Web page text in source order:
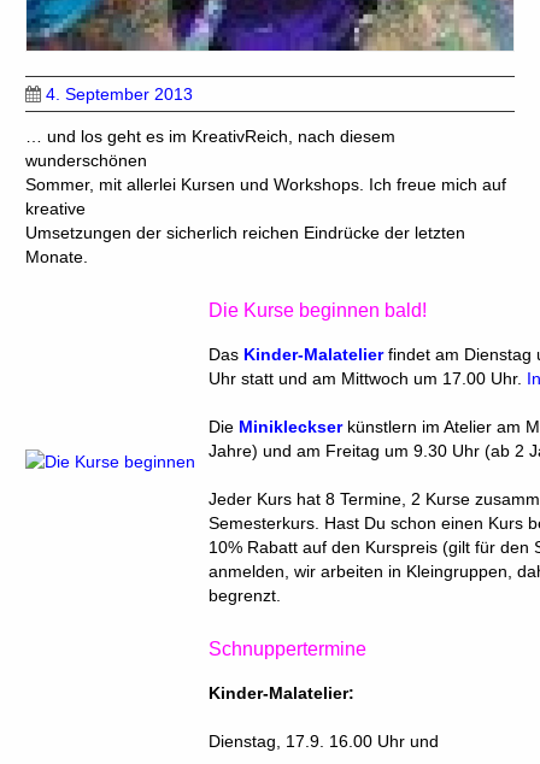
4. September 2013
… und los geht es im KreativReich, nach diesem
wunderschönen
Sommer, mit allerlei Kursen und Workshops. Ich freue mich auf
kreative
Umsetzungen der sicherlich reichen Eindrücke der letzten
Monate.
Die Kurse beginnen bald!
Das Kinder-Malatelier findet am Dienstag
Uhr statt und am Mittwoch um 17.00 Uhr.
Die Minikleckserkünstlern im Atelier am
Jahre) und am Freitag um 9.30 Uhr (ab 2
Jeder Kurs hat 8 Termine, 2 Kurse
Semesterkurs. Hast Du schon einen Kurs
10% Rabatt auf den Kurspreis (gilt für den
anmelden, wir arbeiten in Kleingruppen,
begrenzt.
Schnuppertermine
Kinder-Malatelier:
Dienstag, 17.9. 16.00 Uhr und